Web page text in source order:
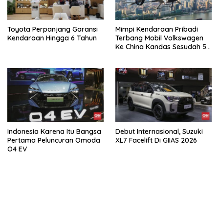
Toyota Perpanjang Garansi
Kendaraan Hingga 6 Tahun
Mimpi Kendaraan Pribadi
Terbang Mobil Volkswagen
Ke China Kandas Sesudah 5
Indonesia Karena Itu Bangsa
Pertama Peluncuran Omoda
O4 EV
Debut Internasional, Suzuki
XL7 Facelift Di GIIAS 2026